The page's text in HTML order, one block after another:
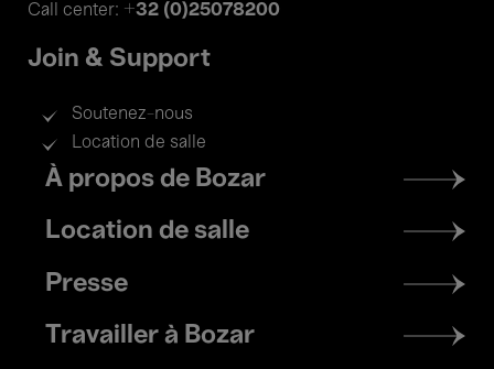
Call center: +32 (0)25078200
Join & Support
Soutenez-nous
Location de salle
Footer
menu
À propos de Bozar
Location de salle
Presse
Travailler à Bozar